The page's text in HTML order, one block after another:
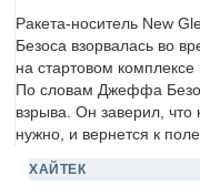
Ракета-носитель New
Безоса взорвалась во
на стартовом
По словам Джеффа
взрыва. Он заверил, что
нужно, и вернется к
ХАЙТЕК